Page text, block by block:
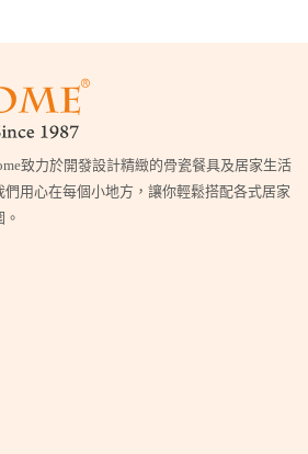
致力於開發設計精緻的骨瓷餐具及居家生活
用心在每個小地方，讓你輕鬆搭配各式居家